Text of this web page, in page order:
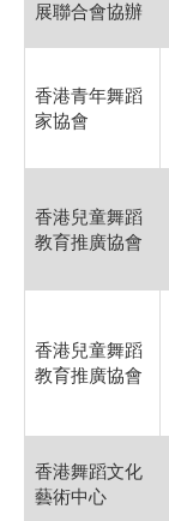
展聯合會協辦
香港青年舞蹈
家協會
香港兒童舞蹈
教育推廣協會
香港兒童舞蹈
教育推廣協會
香港舞蹈文化
藝術中心